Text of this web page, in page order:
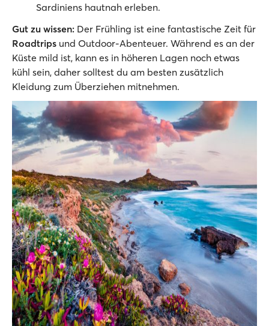
Sardiniens hautnah erleben.
Gut zu wissen: Der Frühling ist eine fantastische Zeit für
Roadtrips und Outdoor-Abenteuer. Während es an der
Küste mild ist, kann es in höheren Lagen noch etwas
kühl sein, daher solltest du am besten zusätzlich
Kleidung zum Überziehen mitnehmen.